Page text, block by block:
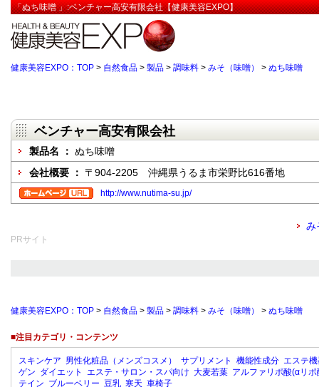
「ぬち味噌 」:ベンチャー高安有限会社【健康美容EXPO】
健康美容EXPO：TOP > 自然食品 > 製品 > 調味料 > みそ（味噌） > ぬち味噌
ベンチャー高安有限会社
製品名 ： ぬち味噌
会社概要 ： 〒904-2205 沖縄県うるま市栄野比616番地
http://www.nutima-su.jp/
み
PRサイト
健康美容EXPO：TOP > 自然食品 > 製品 > 調味料 > みそ（味噌） > ぬち味噌
■注目カテゴリ・コンテンツ
スキンケア 男性化粧品（メンズコスメ） サプリメント 機能性成分 エステ
ゲン ダイエット エステ・サロン・スパ向け 大麦若葉 アルファリポ酸(αリポ
テイン ブルーベリー 豆乳 寒天 車椅子